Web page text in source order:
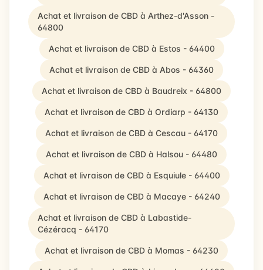
Achat et livraison de CBD à Arthez-d'Asson -
64800
Achat et livraison de CBD à Estos - 64400
Achat et livraison de CBD à Abos - 64360
Achat et livraison de CBD à Baudreix - 64800
Achat et livraison de CBD à Ordiarp - 64130
Achat et livraison de CBD à Cescau - 64170
Achat et livraison de CBD à Halsou - 64480
Achat et livraison de CBD à Esquiule - 64400
Achat et livraison de CBD à Macaye - 64240
Achat et livraison de CBD à Labastide-
Cézéracq - 64170
Achat et livraison de CBD à Momas - 64230